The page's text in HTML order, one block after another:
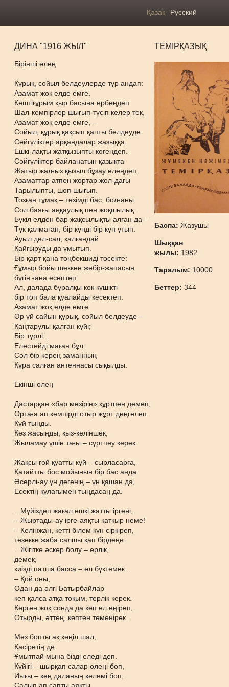
Қазақ Русский
ДИНА "1916 ЖЫЛ"
Бірінші өлең
Құрық, сойыл белдеулерде тұр андап:
Азамат жоқ елде емге.
Кештіғұрым қыр басына ербеңдеп
Шал-кемпірлер шығып-түсіп келер тек,
Азамат жоқ елде емге, –
Сойыл, құрық қақсып қапты белдеуде.
Сәйгүліктер арқандалар жазыққа
Ешкі-лақты жатқызыпты көгендеп.
Сәйгүліктер байланатын қазықта
Жатыр жалғыз қызыл бұзау елеңдеп.
Азаматтар атпен жортар жол-дағы
Тарылыпты, шөп шығып.
Тозған тұмақ – төзімді бас, болғаны
Сол баяғы аңқаулық пен жоқшылық.
Бүкіл елден бар жақсылықты алған да –
Түк қалмаған, бір күнді бір күн ұтып.
Ауыл дел-сал, қалғандай
Қайғыруды да ұмытып.
Бір қарт қана төңбекшиді төсекте:
Ғұмыр бойы шеккен жәбір-жапасын
бүгін ғана есептеп.
Ал, далада бұралқы көк күшікті
бір топ бала қуалайды кесектеп.
Азамат жоқ елде емге.
Әр үй сайын құрық, сойыл белдеуде –
Қаңтарулы қалған күйі;
Бір түрлі...
Елестейді маған бұл:
Сол бір керең заманның
Құра салған антеннасы сықылды.
Екінші өлең
Дастарқан «бар мәзірін» құртпен демеп,
Ортаға ап кемпірді отыр жұрт дөңгелеп.
Күй тынды.
Көз жасыңды, қыз-келіншек,
Жыламау үшін тағы – сүртпеу керек.
Жақсы ғой қуатты күй – сырласарға,
Қатайтты бос мойынын бір бас анда.
Әсерлі-ау үн дегенің – үн қашан да,
Есектің құлағымен тыңдасаң да.
...Мүйіздеп жағал ешкі жатты іргені,
– Жыртады-ау ірге-аяқты қатқыр неме!
– Келінжан, кетті білем күн сіркіреп,
тезекке жаба салшы қап бірдеңе.
...Жігітке әскер болу – ерлік,
демек,
киізді патша басса – ел бүктемек...
– Қой оны,
Одан да әлгі Батырбайлар
кеп қалса атқа тоқым, терлік керек.
Көрген жоқ сонда да көп ел еңіреп,
Отырды, әттең, көптен төменірек.
Мәз бопты ақ көңіл шал,
Қасіретің де
Ұмытпай мына бізді еледі деп.
Күйігі – шырқап салар өлеңі боп,
Иығы – кең даланың көлемі боп,
ТЕМІРҚАЗЫҚ
Баспа:Жазушы
Шыққан
жылы: 1982
Таралым: 10000
Беттер:344